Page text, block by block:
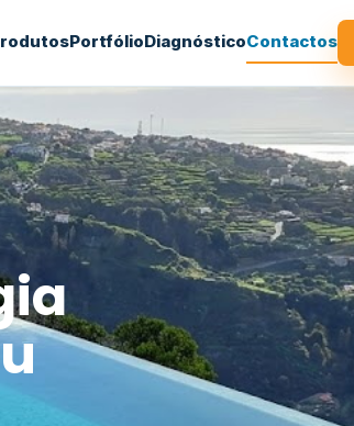
PortfólioDiagnósticoContactos